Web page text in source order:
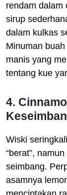
rendam dalam
sirup
dalam kulkas
Minuman
manis yang
tentang kue
4.
Wiski
“berat”,
seimbang.
asamnya